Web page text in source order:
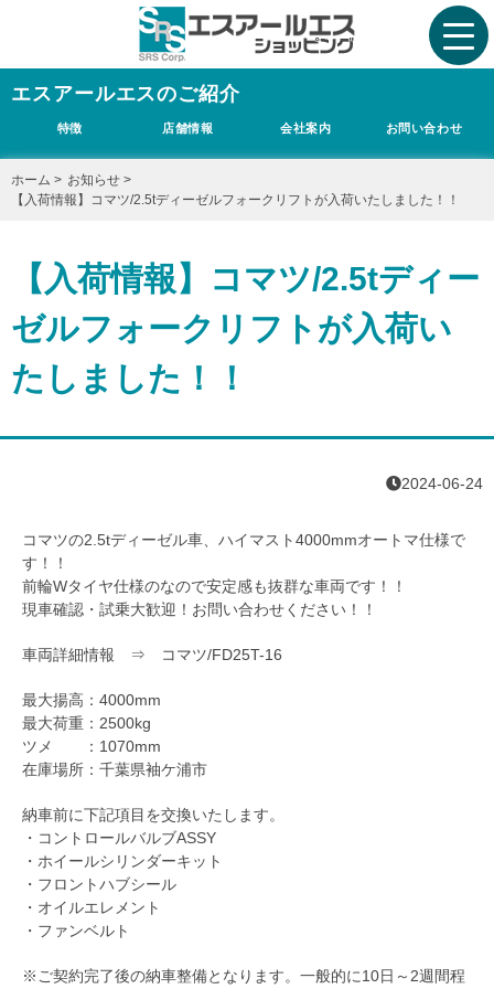
エスアールエスのご紹介
特徴 店舗情報 会社案内 お問い合わせ
ホーム > お知らせ >
【入荷情報】コマツ/2.5tディーゼルフォークリフトが入荷いたしました！！
【入荷情報】コマツ/2.5tディー
ゼルフォークリフトが入荷い
たしました！！
2024-06-24
コマツの2.5tディーゼル車、ハイマスト4000mmオートマ仕様で
す！！
前輪Wタイヤ仕様のなので安定感も抜群な車両です！！
現車確認・試乗大歓迎！お問い合わせください！！
車両詳細情報 ⇒ コマツ/FD25T-16
最大揚高：4000mm
最大荷重：2500kg
ツメ ：1070mm
在庫場所：千葉県袖ケ浦市
納車前に下記項目を交換いたします。
・コントロールバルブASSY
・ホイールシリンダーキット
・フロントハブシール
・オイルエレメント
・ファンベルト
※ご契約完了後の納車整備となります。一般的に10日～2週間程